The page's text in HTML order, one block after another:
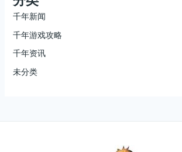
千年新闻
千年游戏攻略
千年资讯
未分类